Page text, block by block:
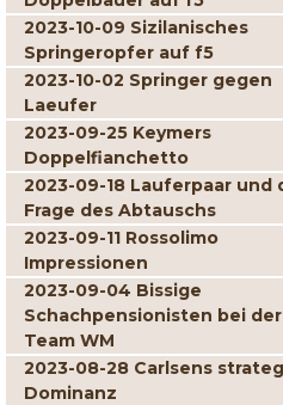
2023-10-09 Sizilanisches
Springeropfer auf f5
2023-10-02 Springer gegen
Laeufer
2023-09-25 Keymers
Doppelfianchetto
2023-09-18 Lauferpaar und
Frage des Abtauschs
2023-09-11 Rossolimo
Impressionen
2023-09-04 Bissige
Schachpensionisten bei der
Team WM
2023-08-28 Carlsens
Dominanz